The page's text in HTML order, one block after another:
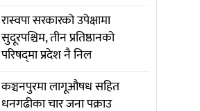
रास्वपा सरकारको उपेक्षामा
सुदूरपश्चिम, तीन प्रतिष्ठानको
परिषद्‌मा प्रदेश नै निल
कञ्चनपुरमा लागूऔषध सहित
धनगढीका चार जना पक्राउ